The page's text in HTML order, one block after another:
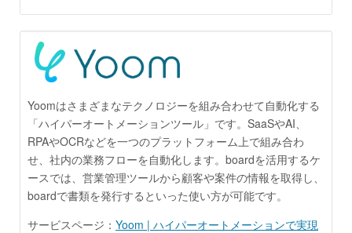
Yoomはさまざまなテクノロジーを組み合わせて自動化する
「ハイパーオートメーションツール」です。SaaSやAI、
RPAやOCRなどを一つのプラットフォーム上で組み合わ
せ、社内の業務フローを自動化します。boardを活用するケ
ースでは、営業管理ツールから顧客や案件の情報を取得し、
boardで書類を発行するといった使い方が可能です。
サービスページ： Yoom | ハイパーオートメーションで実現